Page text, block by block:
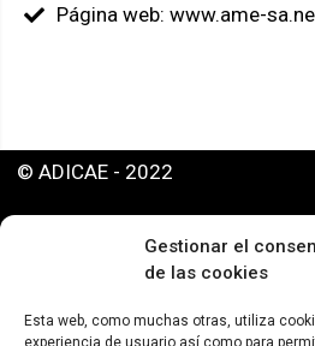
Gestionar el
de las cookies
Esta web, como muchas otras, utiliza
experiencia de usuario así como para
Página web: www.ame-
© ADICAE - 2022